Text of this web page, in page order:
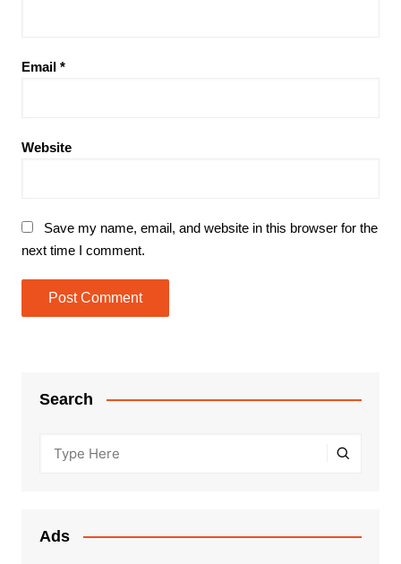
Email *
Website
Save my name, email, and website in this browser for the
next time I comment.
Search
Ads